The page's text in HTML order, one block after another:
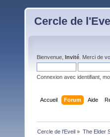
Cercle de
Bienvenue, Invité . Merci de
Connexion avec identifiant,
Accueil Forum Aide
Cercle de l'Eveil » The Elder